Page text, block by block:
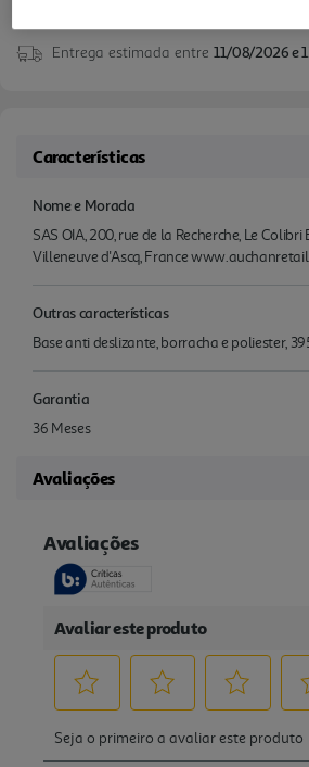
Entrega estimada entre 11/08/2026 e
Características
Nome e Morada
SAS OIA, 200, rue de la Recherche, Le Colibri
Villeneuve d'Ascq, France
Outras características
Base anti deslizante, borracha e poliester,
Garantia
36 Meses
Avaliações